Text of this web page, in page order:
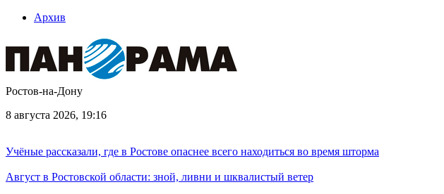
Архив
Ростов-на-Дону
8 августа 2026, 19:16
Учёные рассказали, где в Ростове опаснее всего находиться во время шторма
Август в Ростовской области: зной, ливни и шквалистый ветер